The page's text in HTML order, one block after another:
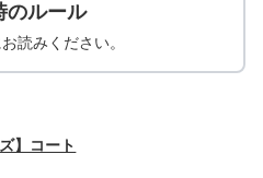
のルール
読みください。
ズ】コート